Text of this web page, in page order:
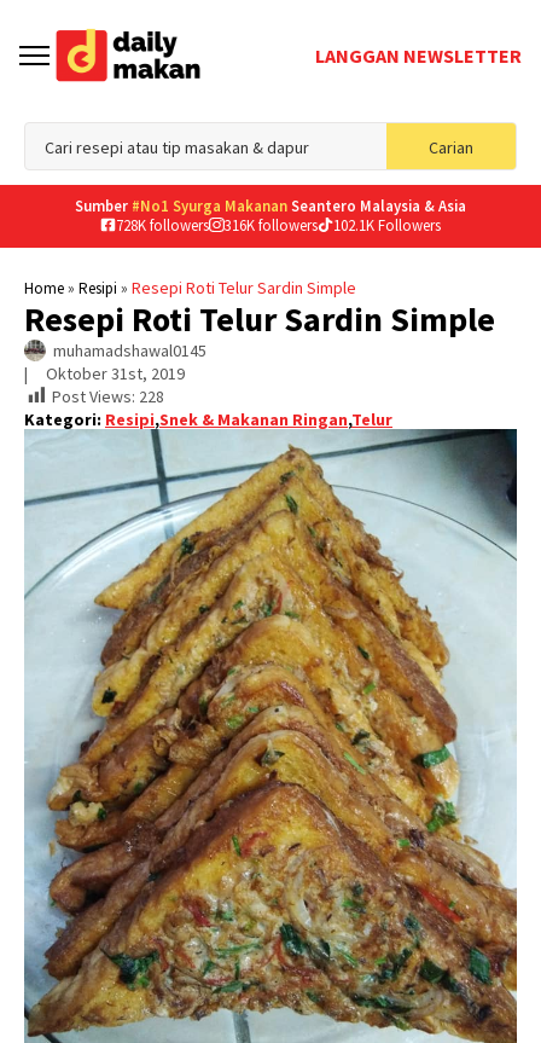
LANGGAN NEWSLETTER
Carian
for:
Sumber #No1 Syurga MakananSeantero Malaysia & Asia
728K followers
316K followers 102.1K Followers
Home» Resipi » Resepi Roti Telur Sardin Simple
Resepi Roti Telur Sardin Simple
muhamadshawal0145
| Oktober 31st, 2019
Post Views: 228
Kategori: Resipi,Snek & Makanan Ringan,Telur